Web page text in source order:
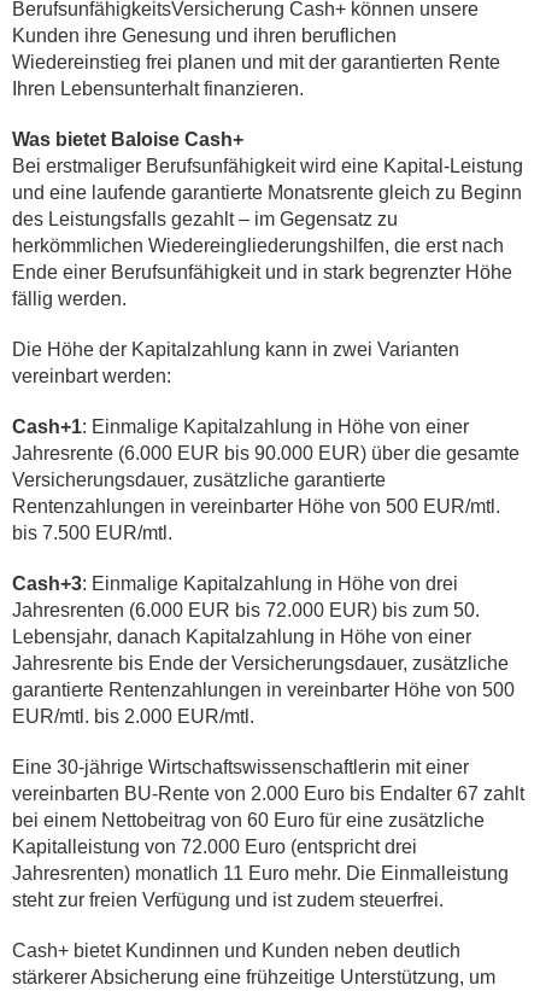
BerufsunfähigkeitsVersicherung Cash+ können unsere
Kunden ihre Genesung und ihren beruflichen
Wiedereinstieg frei planen und mit der garantierten Rente
Ihren Lebensunterhalt finanzieren.
Was bietet Baloise Cash+
Bei erstmaliger Berufsunfähigkeit wird eine Kapital-Leistung
und eine laufende garantierte Monatsrente gleich zu Beginn
des Leistungsfalls gezahlt – im Gegensatz zu
herkömmlichen Wiedereingliederungshilfen, die erst nach
Ende einer Berufsunfähigkeit und in stark begrenzter Höhe
fällig werden.
Die Höhe der Kapitalzahlung kann in zwei Varianten
vereinbart werden:
Cash+1: Einmalige Kapitalzahlung in Höhe von einer
Jahresrente (6.000 EUR bis 90.000 EUR) über die gesamte
Versicherungsdauer, zusätzliche garantierte
Rentenzahlungen in vereinbarter Höhe von 500 EUR/mtl.
bis 7.500 EUR/mtl.
Cash+3: Einmalige Kapitalzahlung in Höhe von drei
Jahresrenten (6.000 EUR bis 72.000 EUR) bis zum 50.
Lebensjahr, danach Kapitalzahlung in Höhe von einer
Jahresrente bis Ende der Versicherungsdauer, zusätzliche
garantierte Rentenzahlungen in vereinbarter Höhe von 500
EUR/mtl. bis 2.000 EUR/mtl.
Eine 30-jährige Wirtschaftswissenschaftlerin mit einer
vereinbarten BU-Rente von 2.000 Euro bis Endalter 67 zahlt
bei einem Nettobeitrag von 60 Euro für eine zusätzliche
Kapitalleistung von 72.000 Euro (entspricht drei
Jahresrenten) monatlich 11 Euro mehr. Die Einmalleistung
steht zur freien Verfügung und ist zudem steuerfrei.
Cash+ bietet Kundinnen und Kunden neben deutlich
stärkerer Absicherung eine frühzeitige Unterstützung, um